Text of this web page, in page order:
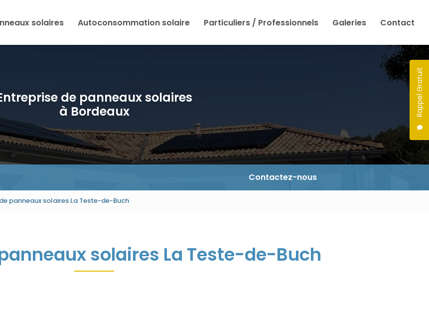
Rappel Gratuit
solaires Autoconsommation solaire Particuliers / Professionnels Galeries Contact
de panneaux solaires
à Bordeaux
Contactez-nous
panneaux solaires La Teste-de-Buch
solaires La Teste-de-Buch